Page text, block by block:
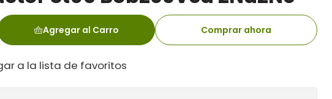
Agregar al Carro Comprar ahora
a la lista de favoritos